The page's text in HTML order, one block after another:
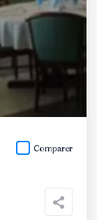
Comparer